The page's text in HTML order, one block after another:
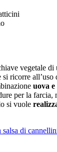
vegetale di
si ricorre all’uso
uova e
per la farcia,
si vuole
di